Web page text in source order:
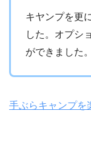
キヤンプを更
した。オプシ
ができました。
手ぶらキャンプを